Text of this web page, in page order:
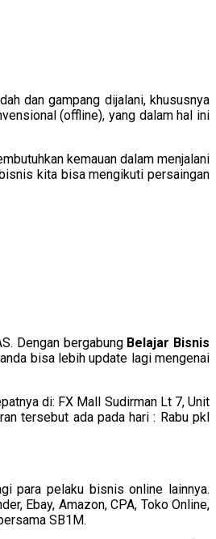
dan gampang dijalani, khususnya
(offline), yang dalam hal ini
kemauan dalam menjalani
kita bisa mengikuti persaingan
Dengan bergabung Belajar Bisnis
bisa lebih update lagi mengenai
di: FX Mall Sudirman Lt 7, Unit
tersebut ada pada hari : Rabu pkl
para pelaku bisnis online lainnya.
Ebay, Amazon, CPA, Toko Online,
SB1M.